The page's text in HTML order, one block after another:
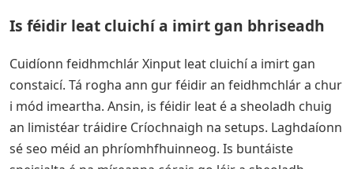
Is féidir leat cluichí a imirt gan bhriseadh
Cuidíonn feidhmchlár Xinput leat cluichí a imirt gan
constaicí. Tá rogha ann gur féidir an feidhmchlár a chur
i mód imeartha. Ansin, is féidir leat é a sheoladh chuig
an limistéar tráidire Críochnaigh na setups. Laghdaíonn
sé seo méid an phríomhfhuinneog. Is buntáiste